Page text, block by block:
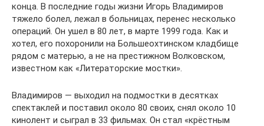
конца. В последние годы жизни Игорь Владимиров
тяжело болел, лежал в больницах, перенес несколько
операций. Он ушел в 80 лет, в марте 1999 года. Как и
хотел, его похоронили на Большеохтинском кладбище
рядом с матерью, а не на престижном Волковском,
известном как «Литераторские мостки».
Владимиров — выходил на подмостки в десятках
спектаклей и поставил около 80 своих, снял около 10
кинолент и сыграл в 33 фильмах. Он стал «крёстным